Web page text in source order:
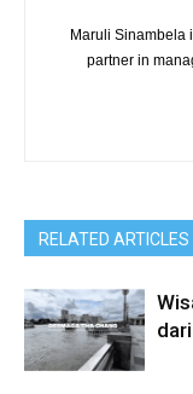
Maruli Sinambela
partner in
RELATED ARTICLES